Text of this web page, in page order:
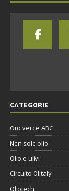
CATEGORIE
Oro verde ABC
Non solo olio
Olio e ulivi
Circuito Olitaly
Oliotech